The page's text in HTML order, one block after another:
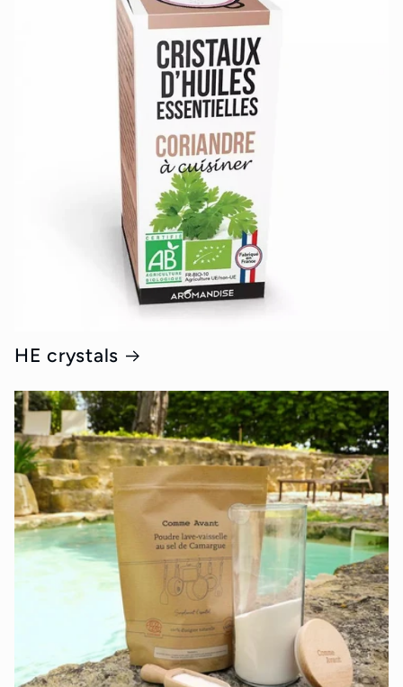
HE crystals